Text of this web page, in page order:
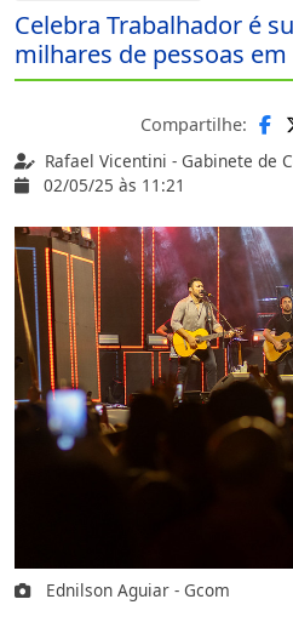
Celebra Trabalhador é
milhares de pessoas
Rafael Vicentini - Gabinete de
02/05/25 às 11:21
Compartilhe:
Ednilson Aguiar - Gcom